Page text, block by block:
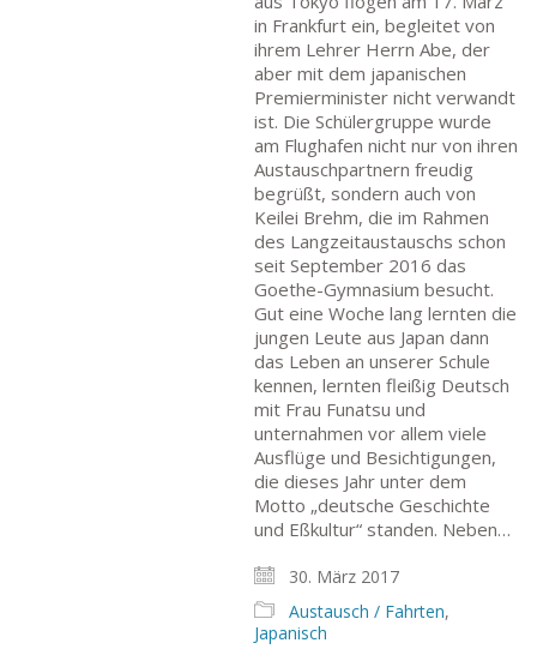
in Frankfurt ein, begleitet von
ihrem Lehrer Herrn Abe, der
aber mit dem japanischen
Premierminister nicht verwandt
ist. Die Schülergruppe wurde
am Flughafen nicht nur von ihren
Austauschpartnern freudig
begrüßt, sondern auch von
Keilei Brehm, die im Rahmen
des Langzeitaustauschs schon
seit September 2016 das
Goethe-Gymnasium besucht.
Gut eine Woche lang lernten die
jungen Leute aus Japan dann
das Leben an unserer Schule
kennen, lernten fleißig Deutsch
mit Frau Funatsu und
unternahmen vor allem viele
Ausflüge und Besichtigungen,
die dieses Jahr unter dem
Motto „deutsche Geschichte
und Eßkultur“ standen. Neben…
30. März 2017
Austausch / Fahrten,
Japanisch